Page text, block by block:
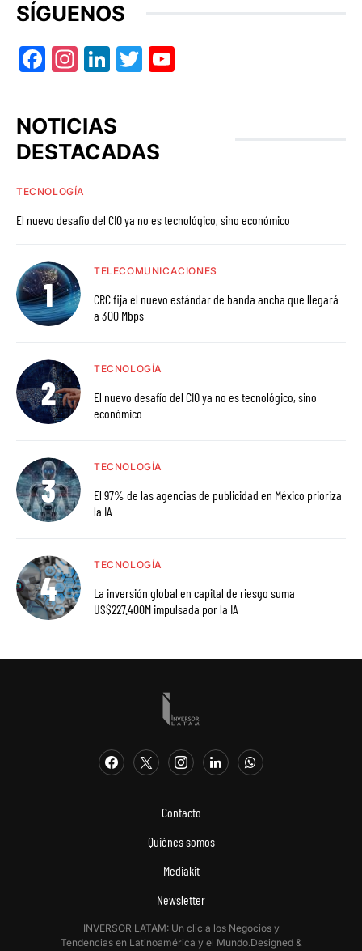
SÍGUENOS
Facebook
Instagram
LinkedIn
Twitter
NOTICIAS
DESTACADAS
TECNOLOGÍA
El nuevo desafío del CIO ya no es tecnológico, sino económico
TELECOMUNICACIONES
CRC fija el nuevo estándar de banda ancha que llegará
a 300 Mbps
TECNOLOGÍA
El nuevo desafío del CIO ya no es tecnológico, sino
económico
TECNOLOGÍA
El 97% de las agencias de publicidad en México prioriza
la IA
TECNOLOGÍA
La inversión global en capital de riesgo suma
US$227.400M impulsada por la IA
Contacto
Quiénes somos
Mediakit
Newsletter
INVERSOR LATAM: Un clic a los Negocios y
Tendencias en Latinoamérica y el Mundo.Designed &